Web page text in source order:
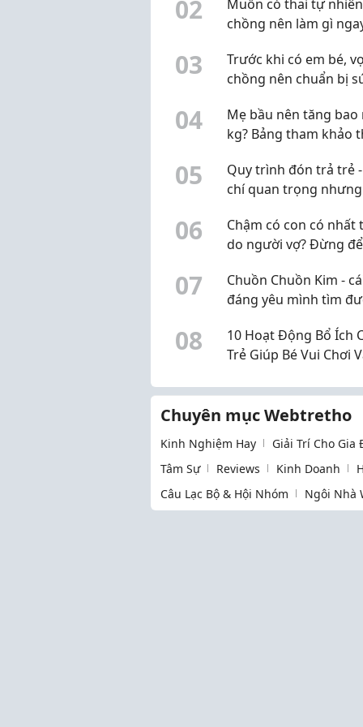
đúng
02
Muốn có thai tự
chồng nên làm gì
03
Trước khi có em bé,
chồng nên chuẩn bị
04
Mẹ bầu nên tăng bao
kg? Bảng tham khảo
05
Quy trình đón trả trẻ
chí quan trọng
06
Chậm có con có nhất
do người vợ? Đừng
nguyên nhân
07
Chuồn Chuồn Kim -
đáng yêu mình tìm
08
10 Hoạt Động Bổ Ích
Trẻ Giúp Bé Vui Chơi
Chuyên mục Webtretho
Kinh Nghiệm Hay Giải Trí Cho Gia
Tâm Sự
Reviews Kinh Doanh
Câu Lạc Bộ & Hội Nhóm
Ngôi Nhà